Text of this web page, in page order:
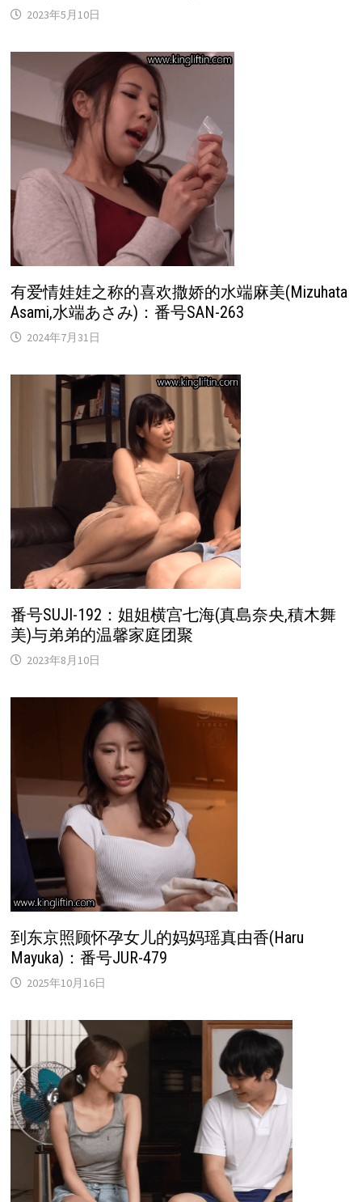
2023年5月10日
有爱情娃娃之称的喜欢撒娇的水端麻美(Mizuhata
Asami,水端あさみ)：番号SAN-263
2024年7月31日
番号SUJI-192：姐姐横宫七海(真島奈央,積木舞
美)与弟弟的温馨家庭团聚
2023年8月10日
到东京照顾怀孕女儿的妈妈瑶真由香(Haru
Mayuka)：番号JUR-479
2025年10月16日